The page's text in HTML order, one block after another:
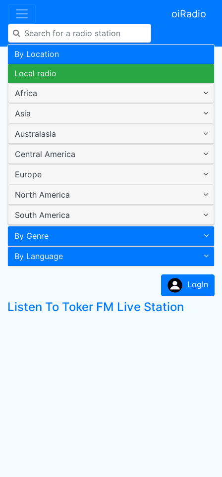
oiRadio
By Location
Local radio
Africa
Asia
Australasia
Central America
Europe
North America
South America
By Genre
By Language
LogIn
Listen To Toker FM Live Station